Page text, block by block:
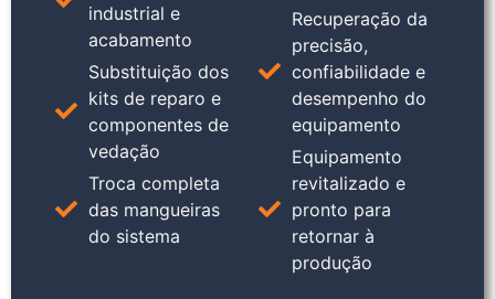
industrial e
acabamento
Substituição dos
kits de reparo e
componentes de
vedação
Troca completa
das mangueiras
do sistema
Recuperação da
precisão,
confiabilidade e
desempenho do
equipamento
Equipamento
revitalizado e
pronto para
retornar à
produção